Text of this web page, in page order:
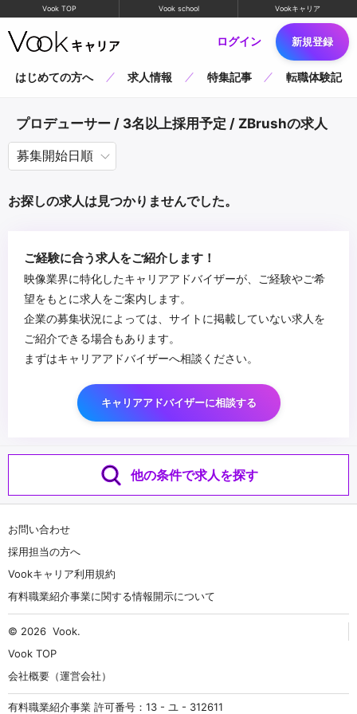
Vook TOP Vook school Vookキャリア
ログイン 新規登録
はじめての方へ 求人情報 特集記事 転職体験記
プロデューサー / 3名以上採用予定 / ZBrushの求人
お探しの求人は見つかりませんでした。
ご経験に合う求人をご紹介します！
映像業界に特化したキャリアアドバイザーが、ご経験やご希
望をもとに求人をご案内します。
企業の募集状況によっては、サイトに掲載していない求人を
ご紹介できる場合もあります。
まずはキャリアアドバイザーへ相談ください。
キャリアアドバイザーに相談する
他の条件で求人を探す
お問い合わせ
採用担当の方へ
Vookキャリア利用規約
有料職業紹介事業に関する情報開示について
© 2026 Vook.
Vook TOP
会社概要（運営会社）
有料職業紹介事業 許可番号：13 - ユ - 312611